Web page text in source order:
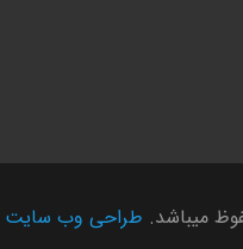
میباشد. طراحی وب سایت